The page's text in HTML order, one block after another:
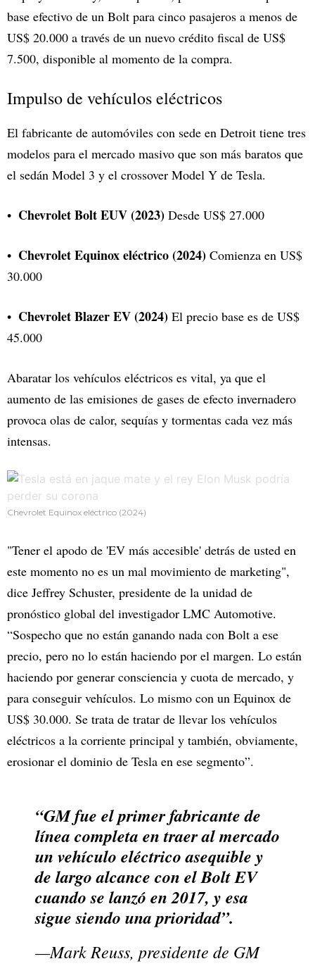
base efectivo de un Bolt para cinco pasajeros a menos de
US$ 20.000 a través de un nuevo crédito fiscal de US$
7.500, disponible al momento de la compra.
Impulso de vehículos eléctricos
El fabricante de automóviles con sede en Detroit tiene tres
modelos para el mercado masivo que son más baratos que
el sedán Model 3 y el crossover Model Y de Tesla.
Chevrolet Bolt EUV (2023) Desde US$ 27.000
Chevrolet Equinox eléctrico (2024) Comienza en US$
30.000
Chevrolet Blazer EV (2024) El precio base es de US$
45.000
Abaratar los vehículos eléctricos es vital, ya que el
aumento de las emisiones de gases de efecto invernadero
provoca olas de calor, sequías y tormentas cada vez más
intensas.
Chevrolet Equinox eléctrico (2024)
"Tener el apodo de 'EV más accesible' detrás de usted en
este momento no es un mal movimiento de marketing",
dice Jeffrey Schuster, presidente de la unidad de
pronóstico global del investigador LMC Automotive.
“Sospecho que no están ganando nada con Bolt a ese
precio, pero no lo están haciendo por el margen. Lo están
haciendo por generar consciencia y cuota de mercado, y
para conseguir vehículos. Lo mismo con un Equinox de
US$ 30.000. Se trata de tratar de llevar los vehículos
eléctricos a la corriente principal y también, obviamente,
erosionar el dominio de Tesla en ese segmento”.
“GM fue el primer fabricante de
línea completa en traer al mercado
un vehículo eléctrico asequible y
de largo alcance con el Bolt EV
cuando se lanzó en 2017, y esa
sigue siendo una prioridad”.
—Mark Reuss, presidente de GM